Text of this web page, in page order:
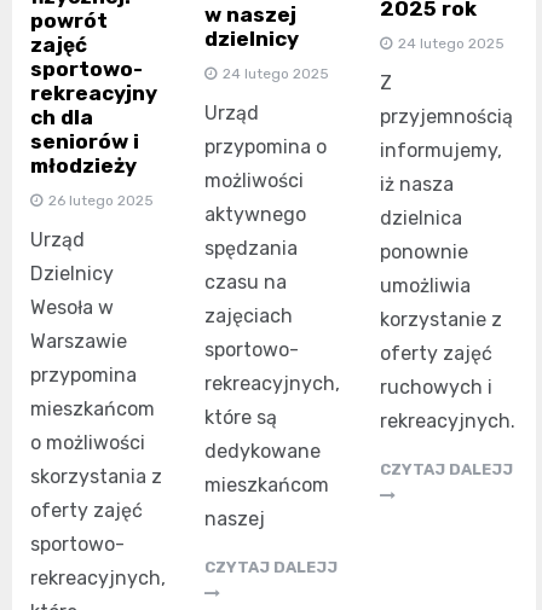
powrót
zajęć
sportowo-
rekreacyjny
ch dla
seniorów i
młodzieży
26 lutego 2025
Urząd
Dzielnicy
Wesoła w
Warszawie
przypomina
mieszkańcom
o możliwości
skorzystania z
oferty zajęć
sportowo-
rekreacyjnych,
w naszej
dzielnicy
24 lutego 2025
Urząd
przypomina o
możliwości
aktywnego
spędzania
czasu na
zajęciach
sportowo-
rekreacyjnych,
które są
dedykowane
mieszkańcom
naszej
CZYTAJ DALEJJ
2025 rok
24 lutego 2025
Z
przyjemnością
informujemy,
iż nasza
dzielnica
ponownie
umożliwia
korzystanie z
oferty zajęć
ruchowych i
rekreacyjnych.
CZYTAJ DALEJJ